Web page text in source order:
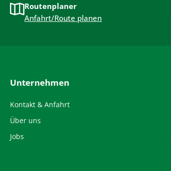
Routenplaner
Anfahrt/Route planen
Unternehmen
Kontakt & Anfahrt
Über uns
Jobs